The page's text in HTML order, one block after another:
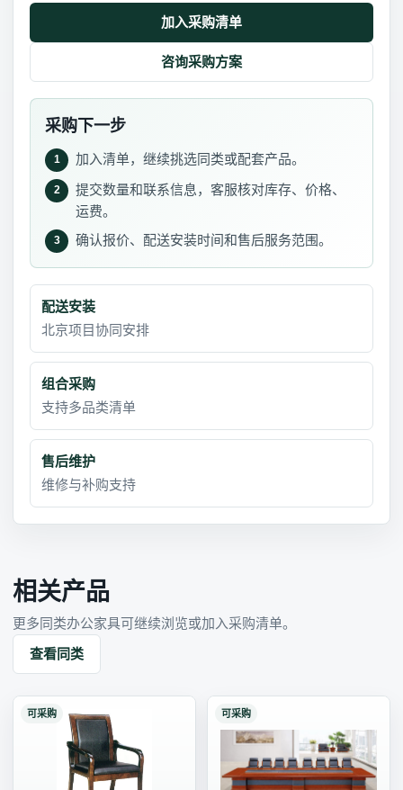
加入采购清单
咨询采购方案
采购下一步
1 加入清单，继续挑选同类或配套产品。
2
提交数量和联系信息，客服核对库存、价格、
运费。
3 确认报价、配送安装时间和售后服务范围。
配送安装
北京项目协同安排
组合采购
支持多品类清单
售后维护
维修与补购支持
相关产品
更多同类办公家具可继续浏览或加入采购清单。
查看同类
可采购 可采购